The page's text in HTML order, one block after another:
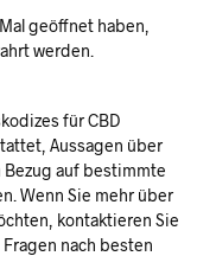
geöffnet haben,
werden.
für CBD
Aussagen über
auf bestimmte
Wenn Sie mehr über
kontaktieren Sie
nach besten